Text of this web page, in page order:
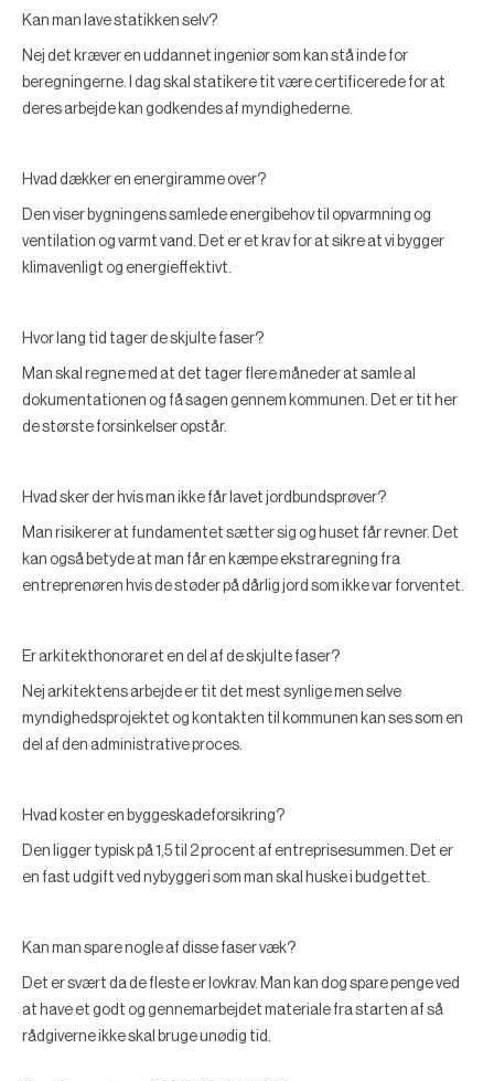
Kan man lave statikken selv?
Nej det kræver en uddannet ingeniør som kan stå inde for
beregningerne. I dag skal statikere tit være certificerede for at
deres arbejde kan godkendes af myndighederne.
Hvad dækker en energiramme over?
Den viser bygningens samlede energibehov til opvarmning og
ventilation og varmt vand. Det er et krav for at sikre at vi bygger
klimavenligt og energieffektivt.
Hvor lang tid tager de skjulte faser?
Man skal regne med at det tager flere måneder at samle al
dokumentationen og få sagen gennem kommunen. Det er tit her
de største forsinkelser opstår.
Hvad sker der hvis man ikke får lavet jordbundsprøver?
Man risikerer at fundamentet sætter sig og huset får revner. Det
kan også betyde at man får en kæmpe ekstraregning fra
entreprenøren hvis de støder på dårlig jord som ikke var forventet.
Er arkitekthonoraret en del af de skjulte faser?
Nej arkitektens arbejde er tit det mest synlige men selve
myndighedsprojektet og kontakten til kommunen kan ses som en
del af den administrative proces.
Hvad koster en byggeskadeforsikring?
Den ligger typisk på 1,5 til 2 procent af entreprisesummen. Det er
en fast udgift ved nybyggeri som man skal huske i budgettet.
Kan man spare nogle af disse faser væk?
Det er svært da de fleste er lovkrav. Man kan dog spare penge ved
at have et godt og gennemarbejdet materiale fra starten af så
rådgiverne ikke skal bruge unødig tid.